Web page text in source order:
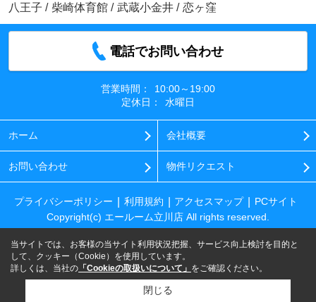
八王子 / 柴崎体育館 / 武蔵小金井 / 恋ヶ窪
電話でお問い合わせ
営業時間：
10:00～19:00
定休日：
水曜日
ホーム 会社概要
お問い合わせ 物件リクエスト
プライバシーポリシー 利用規約 アクセスマップ
PCサイト
Copyright(c) エールーム立川店 All rights reserved.
当サイトでは、お客様の当サイト利用状況把握、サービス向上検討を目的と
して、クッキー（Cookie）を使用しています。
詳しくは、当社の 「Cookieの取扱いについて」 をご確認ください。
閉じる